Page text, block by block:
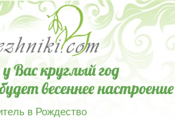
в Рождество